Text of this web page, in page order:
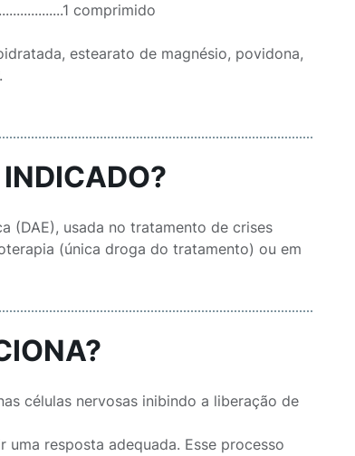
comprimido
estearato de magnésio, povidona,
(DAE), usada no tratamento de crises
(única droga do tratamento) ou em
células nervosas inibindo a liberação de
resposta adequada. Esse processo